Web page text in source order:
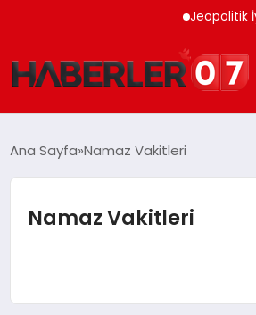
Jeopolitik
EKONOMI
YAŞAM
Ana Sayfa Namaz Vakitleri
Namaz Vakitleri